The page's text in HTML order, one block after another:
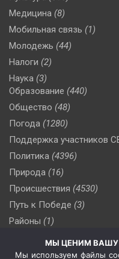
Медицина (8)
Мобильная связь (1)
Молодежь (44)
Налоги (2)
Наука (3)
Образование (440)
Общество (48)
Погода (1280)
Поддержка участников
Политика (4396)
Природа (16)
Происшествия (4530)
Путь к Победе (3)
Районы (1)
(510)
Сельское хозяйство (3)
МЫ ЦЕНИМ ВАШУ
Мы используем файлы